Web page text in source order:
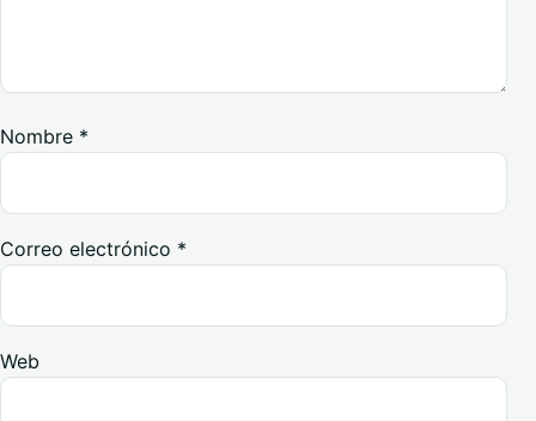
Nombre *
Correo electrónico *
Web